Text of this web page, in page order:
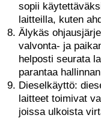
sopii
laitteilla, kuten
Älykäs
valvonta- ja
helposti seurata
parantaa
Dieselkäyttö:
laitteet toimivat
joissa ulkoista